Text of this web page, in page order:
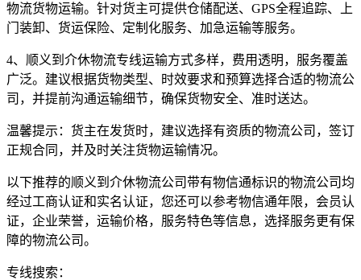
物流货物运输。针对货主可提供仓储配送、GPS全程追踪、上
门装卸、货运保险、定制化服务、加急运输等服务。
4、顺义到介休物流专线运输方式多样，费用透明，服务覆盖
广泛。建议根据货物类型、时效要求和预算选择合适的物流公
司，并提前沟通运输细节，确保货物安全、准时送达。
温馨提示： 货主在发货时，建议选择有资质的物流公司，签订
正规合同，并及时关注货物运输情况。
以下推荐的顺义到介休物流公司带有物信通标识的物流公司均
经过工商认证和实名认证，您还可以参考物信通年限，会员认
证，企业荣誉，运输价格，服务特色等信息，选择服务更有保
障的物流公司。
专线搜索：